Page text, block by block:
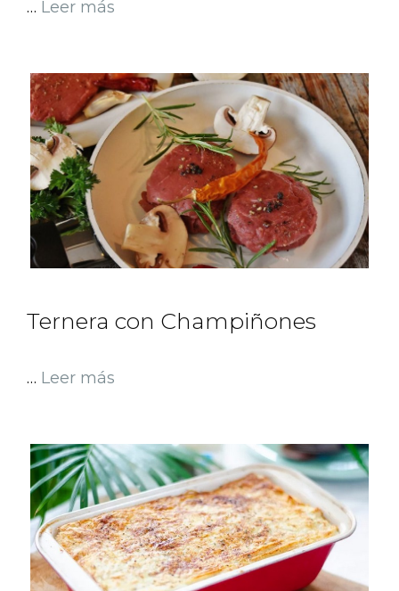
… Leer más
Ternera con Champiñones
… Leer más